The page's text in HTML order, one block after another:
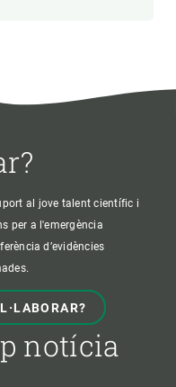
al jove talent científic i
per a l'emergència
d’evidències
notícia